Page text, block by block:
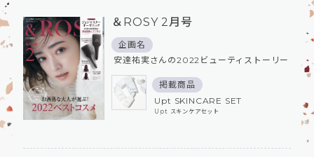
＆ROSY 2月号
企画名
安達祐実さんの2022ビューティストーリー
掲載商品
Upt SKINCARE SET
Upt スキンケアセット